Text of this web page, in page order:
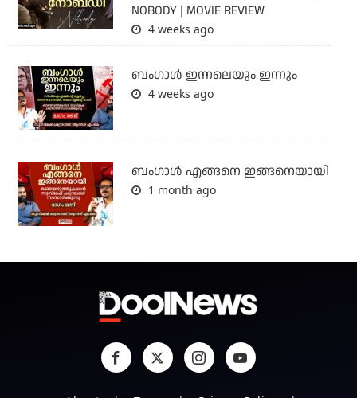
NOBODY | MOVIE REVIEW
4 weeks ago
ബംഗാള്‍ ഇന്നലെയും ഇന്നും
4 weeks ago
ബം​ഗാൾ എങ്ങനെ ഇങ്ങനെയായി
1 month ago